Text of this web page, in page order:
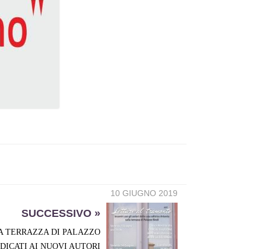
10 GIUGNO 2019
SUCCESSIVO »
TERRAZZA DI PALAZZO
AI NUOVI AUTORI